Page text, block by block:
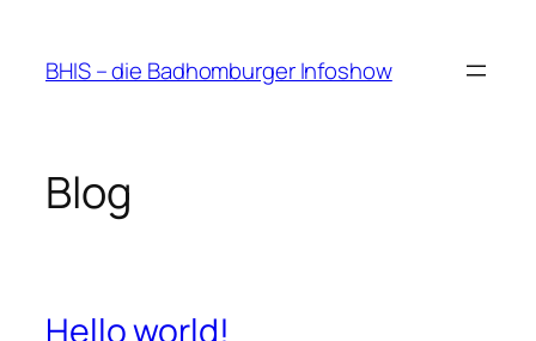
springen
BHIS – die Badhomburger Infoshow
Blog
Hello world!